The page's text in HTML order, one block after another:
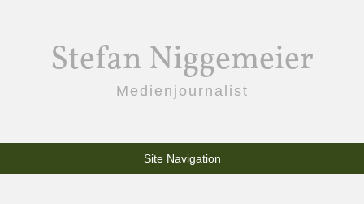
Stefan Niggemeier
Medienjournalist
Site Navigation